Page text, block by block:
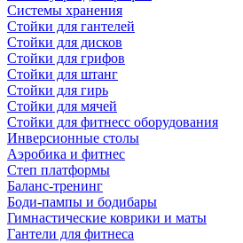
Системы хранения
Стойки для гантелей
Стойки для дисков
Стойки для грифов
Стойки для штанг
Стойки для гирь
Стойки для мячей
Стойки для фитнесс оборудования
Инверсионные столы
Аэробика и фитнес
Степ платформы
Баланс-тренинг
Боди-пампы и бодибары
Гимнастические коврики и маты
Гантели для фитнеса